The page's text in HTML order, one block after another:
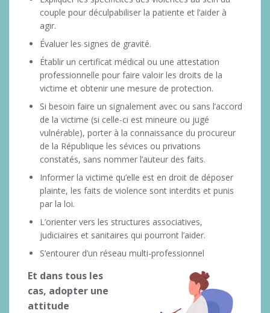
couple pour déculpabiliser la patiente et l’aider à
agir.
Évaluer les signes de gravité.
Établir un certificat médical ou une attestation
professionnelle pour faire valoir les droits de la
victime et obtenir une mesure de protection.
Si besoin faire un signalement avec ou sans l’accord
de la victime (si celle-ci est mineure ou jugé
vulnérable), porter à la connaissance du procureur
de la République les sévices ou privations
constatés, sans nommer l’auteur des faits.
Informer la victime qu’elle est en droit de déposer
plainte, les faits de violence sont interdits et punis
par la loi.
L’orienter vers les structures associatives,
judiciaires et sanitaires qui pourront l’aider.
S’entourer d’un réseau multi-professionnel
Et dans tous les
cas, adopter une
attitude